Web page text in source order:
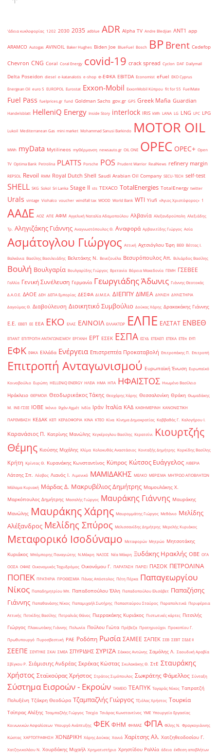
'άδεια κυκλοφορίας 1202 2030 2035 adblue ADR Alpha TV Andre Bledjian ANT1 app
ARAMCO Autogas AVINOIL Baker Hughes Biden Joe BlueFuel Bosch BPBrent Cedefop
Chevron CNG Coral Coral Energy covid-19 crack spread Cyclon DAF Dailymail
Delta Poseidon diesel e-katanalotis e-shop e-ΕΦΚΑ EBITDA Economist eFuel EKO Cyprus
Energean Oil euro 5 EUROPOL Eurostat Exxon-Mobil ExxonMobil Κύπρου fit for 55 FuelMate
Fuel Pass fuelprices.gr fund Goldman Sachs gov.gr GPS Greek Mafia Guardian
Handelsblatt HelleniQ Energy Inside Story interlock IRIS kWh LANA LG LNG LPC LPG
Lukoil Mediterranean Gas mini market Mohammad Sanusi Barkindo MOTOR OIL
MWh myData Mytilineos myΘέρμανση newsauto.gr OIL ONE OPEC OPEC+ Open
TV Optima Bank Petrolina PLATTS Porsche POS Prudent Warrior RealNews refinery margin
REPSOL Revoil RMM Royal Dutch Shell Saudi Arabian Oil Company SECU-TECH self-test
SHELL SKG Sokol Sri Lanka Stage II sts TEXACO TotalEnergies TotalEnergy twitter
Urals vintage Viohalco voucher windfall tax WOOD World Bank WTI Yiufi «Άγιος Χριστόφορος» ΄1
ΑΑΔΕ ΑΟΖ ΑΠΕ ΑΦΜ Αγγελική Ναταλία Αδαμοπούλου Αλβανία Αλεξανδρούπολη Αλεξιάδης
Τρ. Αληγιζάκης Γιάννης Αναγνωστόπουλος Θ. Αναφορά Αρβανιτίδης Γιώργος Ασία
Ασμάτογλου Γιώργος Αττική Αχτσιόγλου Έφη ΒΕΘ Βέττας Ι.
Βαλκάνια Βασίλης Βασιλειάδης Βελετάκης Ν. Βενεζουέλα Βεσυρόπουλος Απ. Βιλιάρδος Βασίλης
Βουλή Βουλγαρία Βουλγαρίδης Γιώργος Βρετανία Βόρεια Μακεδονία ΓΕΜΗ ΓΣΕΒΕΕ
Γαλλία Γενική Συνέλευση Γερμανία Γεωργιάδης Άδωνις Γιάννης Θεοτοκάς
Δ.Α.Ο.Ε. ΔΑΟΕ ΔΕΗ ΔΕΠΑ Εμπορίας ΔΕΣΦΑ ΔΙ.Μ.Ε.Α. ΔΙΕΠΠΥ ΔΙΜΕΑ ΔΙΥΛΙΣΗ ΔΙΥΛΙΣΤΗΡΙΑ
Δαγούμας Θ. Διαβούλευση Διοικητικό Συμβούλιο Δούκας Χάρης Δρακακάκης Γιάννης
Ε.Ε. ΕΒΕΠ ΕΕ ΕΕΑ ΕΚΟ ΕΛΑΣ ΕΛΙΝΟΙΛ ΕΛΛΑΚΤΩΡ ΕΛΠΕ ΕΛΣΤΑΤ ΕΝΒΕΘ
ΕΠΑΝΤ ΕΠΙΤΡΟΠΗ ΑΝΤΑΓΩΝΙΣΜΟΥ ΕΡΓΑΝΗ ΕΡΤ ΕΣΕΚ ΕΣΠΑ ΕΣΥΔ ΕΤΕΑΕΠ ΕΤΕΚΑ ΕΤΕπ ΕΥΠ
ΕΦΚ ΕΦΚΑ Ελλάδα Ενέργεια Επιστρεπτέα Προκαταβολή Επιτροπάκης Π. Επιτροπή
Επιτροπή Ανταγωνισμού Ευρωπαϊκή Ένωση Ευρωπαϊκό
Κοινοβούλιο Ευρώπη ΗELLENiQ ENERGY ΗΛΕΙΑ ΗΜΑ ΗΠΑ ΗΦΑΙΣΤΟΣ Ηνωμένο Βασίλειο
Ηράκλειο ΘΕΡΜΟΙΛ Θεοδωρικάκος Τάκης Θεοχάρης Χάρης Θεσσαλονίκη Θράκη Θωμαδάκης
Μ. ΙΝΕ-ΓΣΕΕ ΙΟΒΕ Ικόνιο Ιλχάν Αχμέτ Ινδία Ιράν Ιταλία ΚΑΔ ΚΑΘΗΜΕΡΙΝΗ ΚΑΝΟΝΙΣΤΙΚΗ
ΠΑΡΕΜΒΑΣΗ ΚΕΔΑΚ ΚΕΠ ΚΕΡΔΟΦΟΡΙΑ ΚΙΝΑ ΚΤΕΟ Κίνα Κίνημα Δημοκρατίας Καββαθάς Γ. Καλογήρου Ι.
Καρανάσιος Π. Κατρίνης Μανώλης Κεγκέρογλου Βασίλης Κερατσίνι
Κιουρτζής
Θέμης Κιούσης Μιχάλης Κλίμα Κολοκυθάς Αναστάσιος Κονταξής Δημήτρης Κορκίδης Βασίλης
Κρήτη Κρίντας Θ. Κυρανάκης Κωνσταντίνος Κύπρος Κώτσος Ευάγγελος ΛΙΒΕΡΙΑ
Λάτσης Σπ. Λέσβος Λιανός Ι. Λιμενικό ΜΑΜΙΔΑΚΗΣ ΜΕΛΚΟ ΜΕΡΙΣΜΑ ΜΗΤΡΩΟ ΑΠΟΒΛΗΤΩΝ
Μάλαμα Κυριακή Μάρδας Δ. Μακρυβέλιος Δημήτρης Μαμουλάκης Χ.
Μαρκόπουλος Δημήτρης Μασαλής Γιώργος Μαυράκης Γιάννης Μαυράκης
Μανώλης Μαυράκης Χάρης Μαυρομμάτης Γιώργος Μεθάνιο Μελίδης
Αλέξανδρος Μελίδης Σπύρος Μελισσανίδης Δημήτρης Μερελής Κυριάκος
Μεταφορικό Ισοδύναμο Μεταφορών Μητρώο Μητσοτάκης
Κυριάκος Μπόμπορης Παναγιώτης Ν.Μάκρη ΝΑΞΟΣ Νέα Μάκρη Ξυδάκης Ηρακλής ΟΒΕ ΟΓΑ
ΟΟΣΑ ΟΦΑΕ Οικονομικός Ταχυδρόμος Οικονόμου Γ. ΠΑΡΑΤΑΣΗ ΠΑΡΙΣΙ ΠΑΣΟΚ ΠΕΤΡΟΛΙΝΑ
ΠΟΠΕΚ ΠΡΑΤΗΡΙΑ ΠΡΟΘΕΣΜΙΑ Πάνας Απόστολος Πέτη Πέρκα Παπαγεωργίου
Νίκος Παπαδημητρίου Μπ. Παπαδοπούλου Έλλη Παπαδοπούλου Ελισάβετ Παπαζήσης
Γιάννης Παπαθανάσης Νίκος Παπαμιχαήλ Σωτήρης Παπασταύρου Σταύρος Παραπολιτικά Περιφέρεια
Αττικής Πετκίδης Βασίλης Πετραλιάς Θάνος Πιερρακάκης Κυριάκος Πιστωτικές κάρτες Πιτσιλής
Γιώργος Πλακιωτάκης Γιάννης Πολωνία Πούλου Γιώτα Πρέβεζα Πρατηριούχοι Προκοπίου Γ.
Πρωθυπουργό Πυροσβεστική ΡΑΕ Ροδόπη Ρωσία ΣΑΜΕΕ ΣΑΠΕΚ ΣΕΒ ΣΕΒΤ ΣΕΔΕ ΙΙ
ΣΕΕΠΕ ΣΕΥΠΥΚΕ ΣΚΑΙ ΣΜΕΑ ΣΠΥΡΙΔΗΣ ΣΥΡΙΖΑ Σάκκος Αντώνης Σαμόλης Λ. Σαουδική Αραβία
Σβίγκου Ρ. Σιάμισιης Ανδρέας Σκρέκας Κώστας Σκυλακάκης Θ. ΣτΕ Σταυράκης
Χρήστος Σταϊκούρας Χρήστος Στράτος Σιμόπουλος Σωκράτης Φάμελλος Σύνταξη
Σύστημα Εισροών - Εκροών ΤΑΜΕΙΟ ΤΕΑΠΥΚ Ταγαράς Νίκος Ταπρατζή
Πολυξένη Τζάκρη Θεοδώρα Τζαμπαζλής Γιώργος Τζιόλας Χρήστος Τουρκία
Τσίπρας Αλέξης Τσαμπαζλής Γιώργος Τσεχία Τσιάρας Κωνσταντίνος ΥΜΕ Υπουργείο Εργασίας
Κοινωνικών Ασφαλίσεων Υπουργό Ανάπτυξης ΦΕΚ ΦΗΜ ΦΗΜΑΣ ΦΠΑ Φίλης Ν. Φραγκογιάννης
Κώστας ΧΑΡΤΟΓΡΑΦΗΣΗ ΧΟΝΔΡΙΚΗ Χάρης Δούκας Χανιά Χαρίτσης Αλ. Χατζηθεοδοσίου Γ.
Χατζηνικολάου Ν. Χουρδάκης Μιχαήλ Χρηματιστήριο Χρηστίδου Ραλλία άδεια έκθεση αποβλήτων